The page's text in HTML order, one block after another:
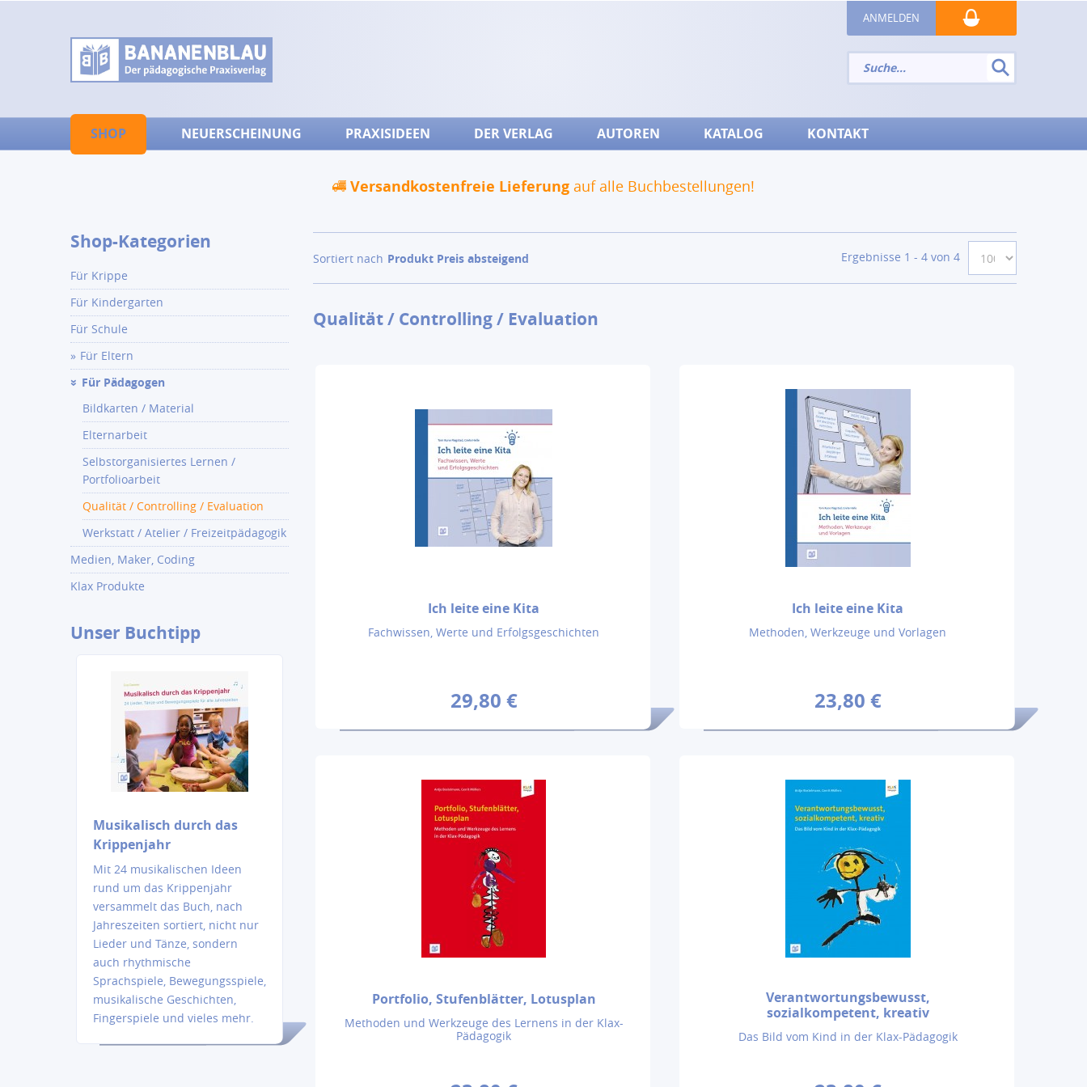
ANMELDEN
SHOP NEUERSCHEINUNG PRAXISIDEEN DER VERLAG AUTOREN KATALOG KONTAKT
Versandkostenfreie Lieferung auf alle Buchbestellungen!
Sortiert nach Produkt Preis absteigend Ergebnisse 1 - 4 von 4
Qualität / Controlling / Evaluation
Ich leite eine Kita
Fachwissen, Werte und Erfolgsgeschichten
29,80 €
Ich leite eine Kita
Methoden, Werkzeuge und Vorlagen
23,80 €
Portfolio, Stufenblätter, Lotusplan
Methoden und Werkzeuge des Lernens in der Klax-
Pädagogik
Verantwortungsbewusst,
sozialkompetent, kreativ
Das Bild vom Kind in der Klax-Pädagogik
Shop-Kategorien
Für Krippe
Für Kindergarten
Für Schule
Für Eltern
Für Pädagogen
Bildkarten / Material
Elternarbeit
Selbstorganisiertes Lernen /
Portfolioarbeit
Qualität / Controlling / Evaluation
Werkstatt / Atelier / Freizeitpädagogik
Medien, Maker, Coding
Klax Produkte
Unser Buchtipp
Musikalisch durch das
Krippenjahr
Mit 24 musikalischen Ideen
rund um das Krippenjahr
versammelt das Buch, nach
Jahreszeiten sortiert, nicht nur
Lieder und Tänze, sondern
auch rhythmische
Sprachspiele, Bewegungsspiele,
musikalische Geschichten,
Fingerspiele und vieles mehr.